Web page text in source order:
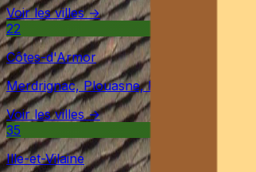
Voir les villes →
22
Côtes-d'Armor
Merdrignac, Plouasne, Plumieux
Voir les villes →
35
Ille-et-Vilaine